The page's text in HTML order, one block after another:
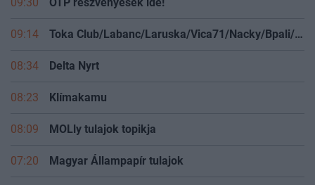
09:30 OTP részvényesek ide!
09:14 Toka Club/Labanc/Laruska/Vica71/Nacky/Bpali/Oldrider/Josefernando/Mcbull/Kawaszabi
08:34 Delta Nyrt
08:23 Klímakamu
08:09 MOLly tulajok topikja
07:20 Magyar Állampapír tulajok